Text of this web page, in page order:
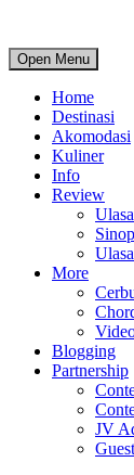
Open Menu
Home
Destinasi
Akomodasi
Kuliner
Info
Review
More
Blogging
Partnership
JV